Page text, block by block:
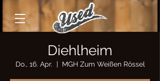
Diehlheim
Do., 16. Apr.
  |
MGH Zum Weißen Rössel